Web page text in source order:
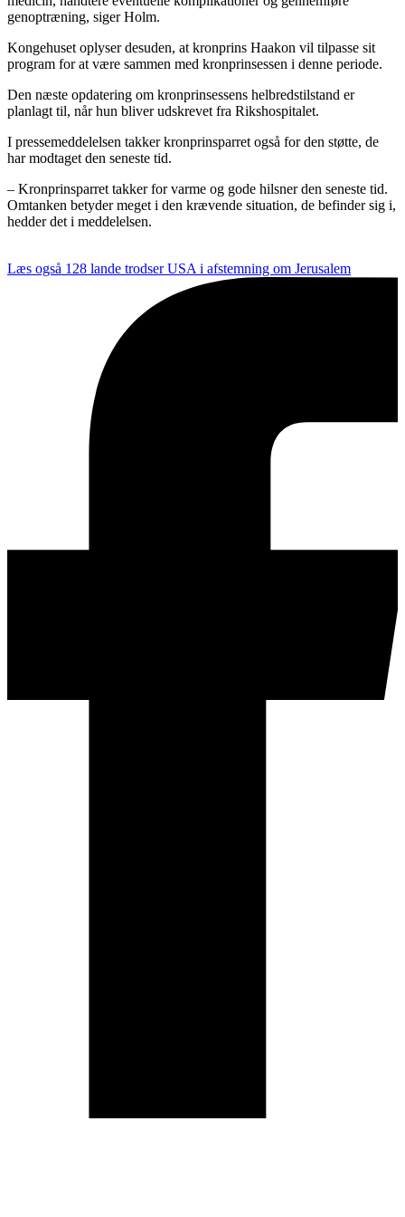
genoptræning, siger Holm.
Kongehuset oplyser desuden, at kronprins Haakon vil tilpasse sit
program for at være sammen med kronprinsessen i denne periode.
Den næste opdatering om kronprinsessens helbredstilstand er
planlagt til, når hun bliver udskrevet fra Rikshospitalet.
I pressemeddelelsen takker kronprinsparret også for den støtte, de
har modtaget den seneste tid.
– Kronprinsparret takker for varme og gode hilsner den seneste tid.
Omtanken betyder meget i den krævende situation, de befinder sig i,
hedder det i meddelelsen.
Læs også 128 lande trodser USA i afstemning om Jerusalem